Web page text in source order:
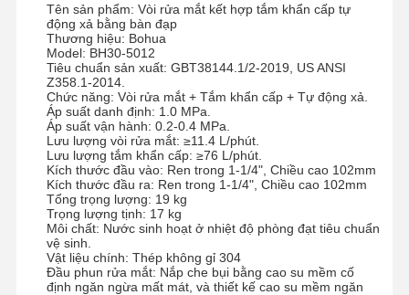
Tên sản phẩm: Vòi rửa mắt kết hợp tắm khẩn cấp tự
động xả bằng bàn đạp
Thương hiệu: Bohua
Model: BH30-5012
Tiêu chuẩn sản xuất: GBT38144.1/2-2019, US ANSI
Z358.1-2014.
Chức năng: Vòi rửa mắt + Tắm khẩn cấp + Tự động xả.
Áp suất danh định: 1.0 MPa.
Áp suất vận hành: 0.2-0.4 MPa.
Lưu lượng vòi rửa mắt: ≥11.4 L/phút.
Lưu lượng tắm khẩn cấp: ≥76 L/phút.
Kích thước đầu vào: Ren trong 1-1/4", Chiều cao 102mm
Kích thước đầu ra: Ren trong 1-1/4", Chiều cao 102mm
Tổng trọng lượng: 19 kg
Trọng lượng tịnh: 17 kg
Môi chất: Nước sinh hoạt ở nhiệt độ phòng đạt tiêu chuẩn
vệ sinh.
Vật liệu chính: Thép không gỉ 304
Đầu phun rửa mắt: Nắp che bụi bằng cao su mềm cố
định ngăn ngừa mất mát, và thiết kế cao su mềm ngăn